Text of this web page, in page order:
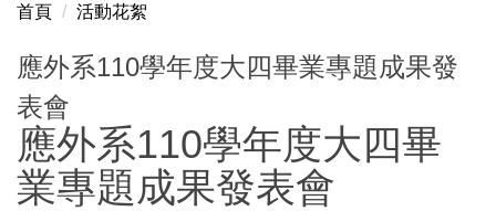
首頁 活動花絮
應外系110學年度大四畢業專題成果發
表會
應外系110學年度大四畢
業專題成果發表會